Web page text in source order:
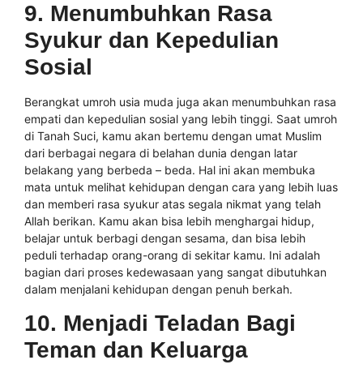
9. Menumbuhkan Rasa
Syukur dan Kepedulian
Sosial
Berangkat umroh usia muda juga akan menumbuhkan rasa
empati dan kepedulian sosial yang lebih tinggi. Saat umroh
di Tanah Suci, kamu akan bertemu dengan umat Muslim
dari berbagai negara di belahan dunia dengan latar
belakang yang berbeda – beda. Hal ini akan membuka
mata untuk melihat kehidupan dengan cara yang lebih luas
dan memberi rasa syukur atas segala nikmat yang telah
Allah berikan. Kamu akan bisa lebih menghargai hidup,
belajar untuk berbagi dengan sesama, dan bisa lebih
peduli terhadap orang-orang di sekitar kamu. Ini adalah
bagian dari proses kedewasaan yang sangat dibutuhkan
dalam menjalani kehidupan dengan penuh berkah.
10. Menjadi Teladan Bagi
Teman dan Keluarga